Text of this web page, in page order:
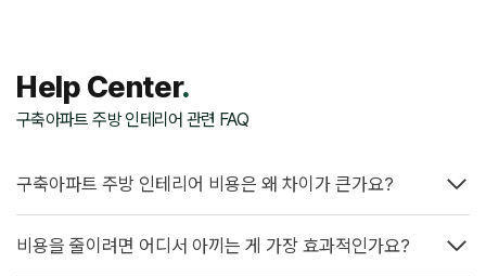
Help Center.
구축아파트 주방 인테리어 관련 FAQ
구축아파트 주방 인테리어 비용은 왜 차이가 큰가요?
비용을 줄이려면 어디서 아끼는 게 가장 효과적인가요?